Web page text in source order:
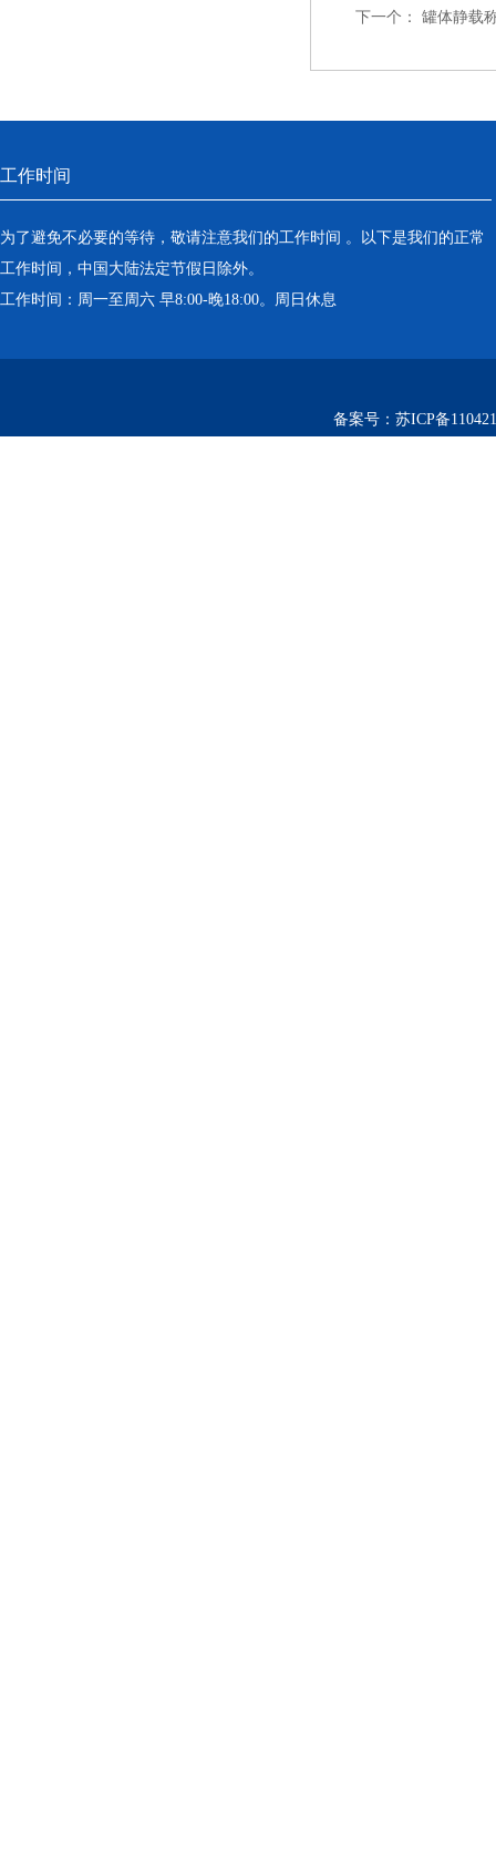
下一个： 罐体静载
工作时间
为了避免不必要的等待，敬请注意我们的工作时间 。以下是我们的正常
工作时间，中国大陆法定节假日除外。
工作时间：周一至周六 早8:00-晚18:00。周日休息
备案号： 苏ICP备